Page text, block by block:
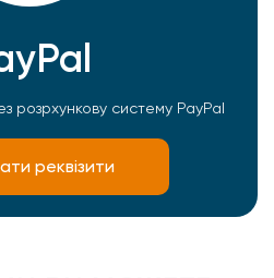
розрхункову систему PayPal
реквізити